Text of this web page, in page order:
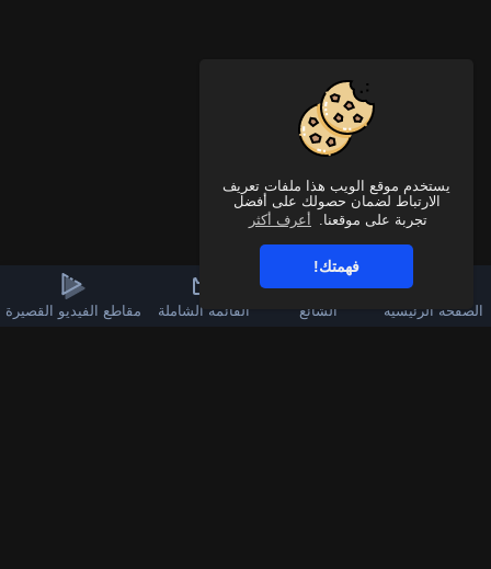
يستخدم موقع الويب هذا ملفات تعريف
الارتباط لضمان حصولك على أفضل
تجربة على موقعنا.
أعرف أكثر
فهمتك!
الصفحة الرئيسية الشائع القائمة الشاملة مقاطع الفيديو القصيرة